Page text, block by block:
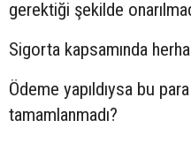
gerektiği şekilde
Sigorta kapsamında
Ödeme yapıldıysa bu
tamamlanmadı?